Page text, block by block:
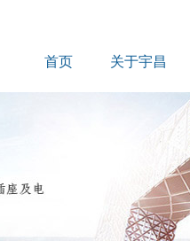
首页 关于宇昌